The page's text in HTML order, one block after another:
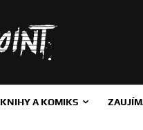
KNIHY A KOMIKS